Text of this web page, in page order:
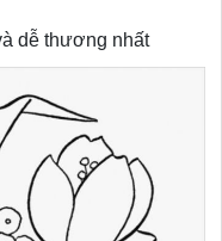
dễ thương nhất